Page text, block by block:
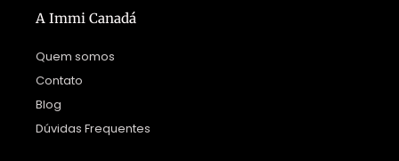
A Immi Canadá
Quem somos
Contato
Blog
Dúvidas Frequentes